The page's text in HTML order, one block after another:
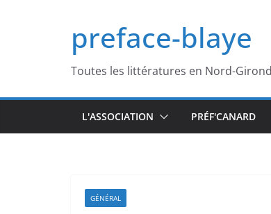
preface-blaye
Toutes les littératures en Nord-
L'ASSOCIATION PRÉF'CANARD
GÉNÉRAL